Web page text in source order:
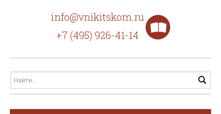
info@vnikitskom.ru
+7 (495) 926-41-14